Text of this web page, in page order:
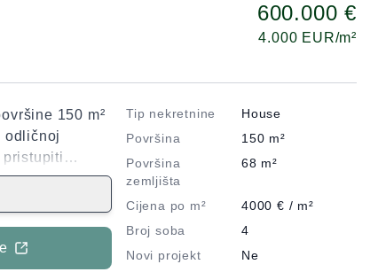
600.000 €
4.000 EUR/m²
150 m²
odličnoj
stolarija.
u kojem je
Na
Tip nekretnine
House
Površina
150 m²
Površina
zemljišta
68 m²
Cijena po m² 4000 € / m²
Broj soba
4
Novi projekt
Ne